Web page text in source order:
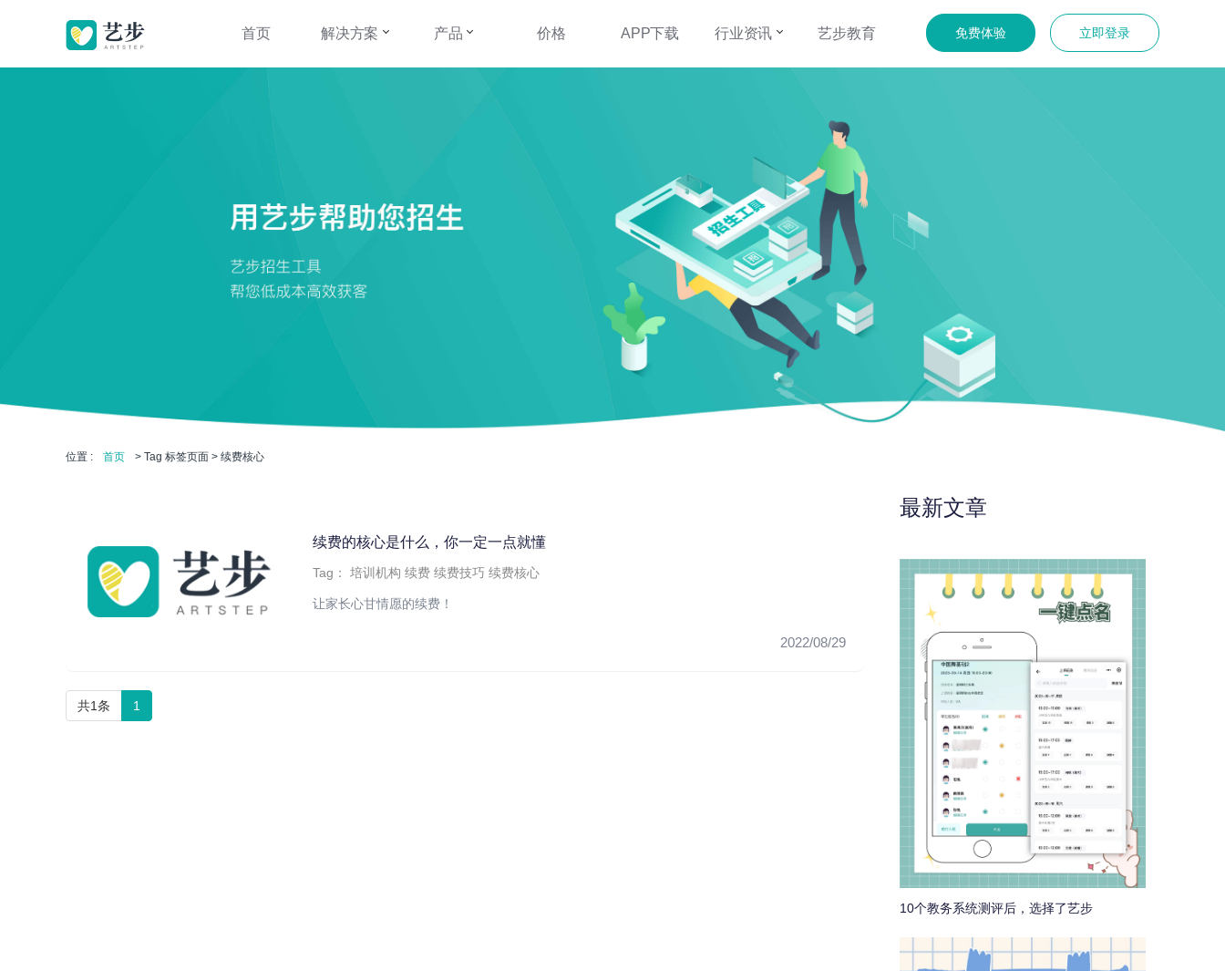
首页 解决方案 产品 价格 APP下载 行业资讯 艺步教育 免费体验 立即登录
位置 : 首页 > Tag 标签页面 > 续费核心
续费的核心是什么，你一定一点就懂
Tag： 培训机构 续费 续费技巧 续费核心
让家长心甘情愿的续费！
2022/08/29
共1条 1
最新文章
10个教务系统测评后，选择了艺步